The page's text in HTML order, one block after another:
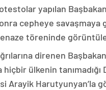
yapılan
cepheye savaşmaya
töreninde
direnen
ülkenin tanımadığı
Arayik Harutyunyan’la